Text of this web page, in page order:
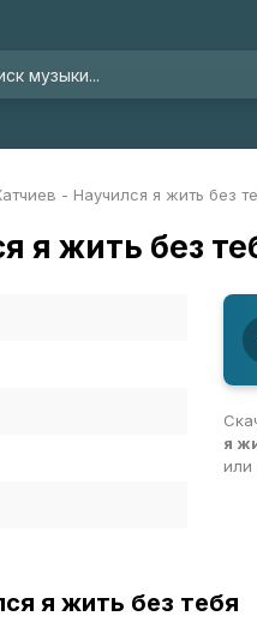
- Научился я жить без
я жить без
я
или
я жить без тебя